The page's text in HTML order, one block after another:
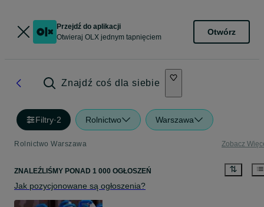
Przejdź do aplikacji
Otwieraj OLX jednym tapnięciem
Otwórz
Znajdź coś dla siebie
Filtry·2 Rolnictwo Warszawa
Rolnictwo Warszawa Zobacz
ZNALEŹLIŚMY PONAD 1 000 OGŁOSZEŃ
Jak pozycjonowane są ogłoszenia?